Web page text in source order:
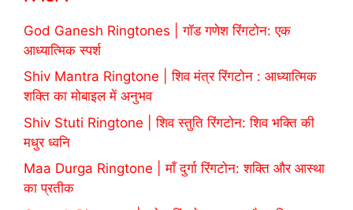
God Ganesh Ringtones | गॉड गणेश रिंगटोन: एक
आध्यात्मिक स्पर्श
Shiv Mantra Ringtone | शिव मंत्र रिंगटोन : आध्यात्मिक
शक्ति का मोबाइल में अनुभव
Shiv Stuti Ringtone | शिव स्तुति रिंगटोन: शिव भक्ति की
मधुर ध्वनि
Maa Durga Ringtone | माँ दुर्गा रिंगटोन: शक्ति और आस्था
का प्रतीक